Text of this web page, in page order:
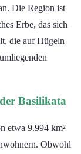
Die Region ist
Erbe, das sich
die auf Hügeln
Basilikata
etwa 9.994 km²
Obwohl